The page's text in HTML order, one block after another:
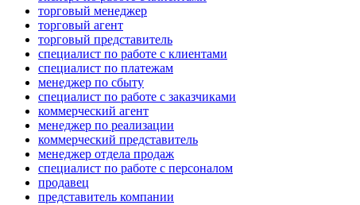
торговый менеджер
торговый агент
торговый представитель
специалист по работе с клиентами
специалист по платежам
менеджер по сбыту
специалист по работе с заказчиками
коммерческий агент
менеджер по реализации
коммерческий представитель
менеджер отдела продаж
специалист по работе с персоналом
продавец
представитель компании